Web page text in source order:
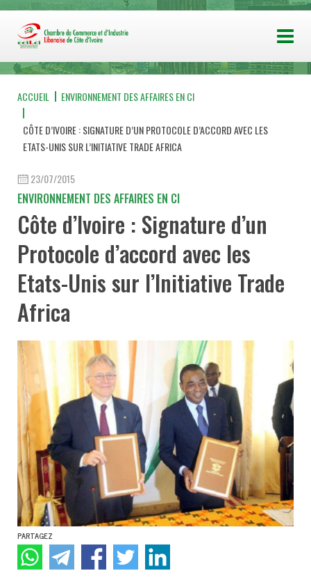
ACCUEIL ENVIRONNEMENT DES AFFAIRES EN CI
CÔTE D’IVOIRE : SIGNATURE D’UN PROTOCOLE D’ACCORD AVEC LES
ETATS-UNIS SUR L’INITIATIVE TRADE AFRICA
23/07/2015
ENVIRONNEMENT DES AFFAIRES EN CI
Côte d’Ivoire : Signature d’un
Protocole d’accord avec les
Etats-Unis sur l’Initiative Trade
Africa
PARTAGEZ